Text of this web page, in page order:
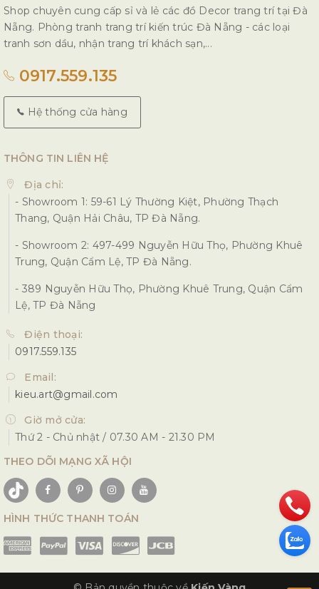
Shop chuyên cung cấp sỉ và lẻ các đồ Decor trang trí tại Đà
Nẵng. Phòng tranh trang trí kiến trúc Đà Nẵng - các loại
tranh sơn dầu, nhận trang trí khách sạn,...
0917.559.135
Hệ thống cửa hàng
THÔNG TIN LIÊN HỆ
Địa chỉ:
- Showroom 1: 59-61 Lý Thường Kiệt, Phường Thạch
Thang, Quận Hải Châu, TP Đà Nẵng.
- Showroom 2: 497-499 Nguyễn Hữu Thọ, Phường Khuê
Trung, Quận Cẩm Lệ, TP Đà Nẵng.
- 389 Nguyễn Hữu Thọ, Phường Khuê Trung, Quận Cẩm
Lệ, TP Đà Nẵng
Điện thoại:
0917.559.135
Email:
kieu.art@gmail.com
Giờ mở cửa:
Thứ 2 - Chủ nhật / 07.30 AM - 21.30 PM
THEO DÕI MẠNG XÃ HỘI
HÌNH THỨC THANH TOÁN